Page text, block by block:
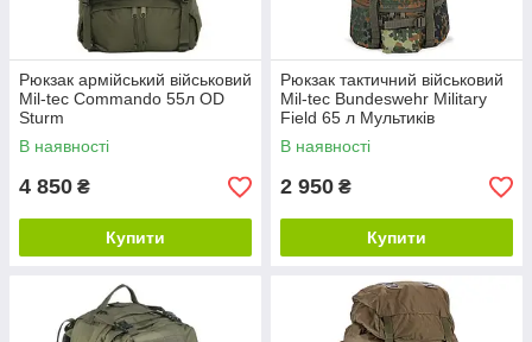
Рюкзак армійський військовий
Mil-tec Commando 55л OD
Sturm
В наявності
4 850 ₴
Купити
Рюкзак тактичний військовий
Mil-tec Bundeswehr Military
Field 65 л Мультиків
В наявності
2 950 ₴
Купити